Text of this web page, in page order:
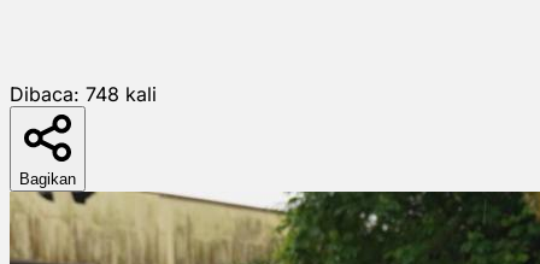
Dibaca: 748 kali
Bagikan